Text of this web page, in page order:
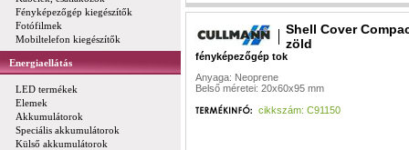
Fényképezőgép kiegészítők
Fotófilmek
Mobiltelefon kiegészítők
Energiaellátás
LED termékek
Elemek
Akkumulátorok
Speciális akkumulátorok
Külső akkumulátorok
Shell Cover
zöld
fényképezőgép tok
Anyaga: Neoprene
Belső méretei: 20x60x95 mm
cikkszám: C91150